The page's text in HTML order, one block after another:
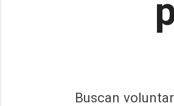
Buscan